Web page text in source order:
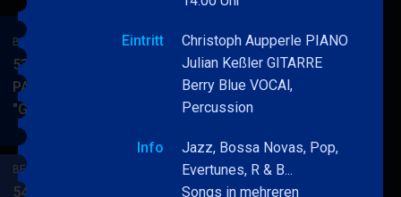
BERRY BLUE & BAND
53. JAZZ Matinee in den
PARKSIDE STUDIOS
"Gypsy Jazz"
&
BERRY BLUE & BAND
54. JAZZ Matinee in den
Eintritt
Christoph Aupperle PIANO
Julian Keßler GITARRE
Berry Blue VOCAl,
Percussion
Info
Jazz, Bossa Novas, Pop,
Evertunes, R & B...
Songs in mehreren